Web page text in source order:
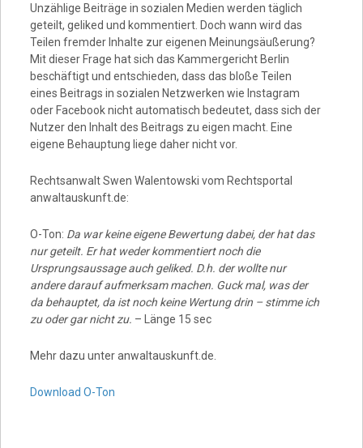
Unzählige Beiträge in sozialen Medien werden täglich
geteilt, geliked und kommentiert. Doch wann wird das
Teilen fremder Inhalte zur eigenen Meinungsäußerung?
Mit dieser Frage hat sich das Kammergericht Berlin
beschäftigt und entschieden, dass das bloße Teilen
eines Beitrags in sozialen Netzwerken wie Instagram
oder Facebook nicht automatisch bedeutet, dass sich der
Nutzer den Inhalt des Beitrags zu eigen macht. Eine
eigene Behauptung liege daher nicht vor.
Rechtsanwalt Swen Walentowski vom Rechtsportal
anwaltauskunft.de:
O-Ton: Da war keine eigene Bewertung dabei, der hat das
nur geteilt. Er hat weder kommentiert noch die
Ursprungsaussage auch geliked. D.h. der wollte nur
andere darauf aufmerksam machen. Guck mal, was der
da behauptet, da ist noch keine Wertung drin – stimme ich
zu oder gar nicht zu. – Länge 15 sec
Mehr dazu unter anwaltauskunft.de.
Download O-Ton